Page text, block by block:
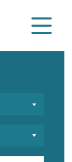
Klap
navigatie